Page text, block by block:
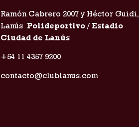
Ramón Cabrero 2007 y Héctor Guidi,
Lanús Polideportivo / Estadio
Ciudad de Lanús
+54 11 4357 9200
contacto@clublanus.com